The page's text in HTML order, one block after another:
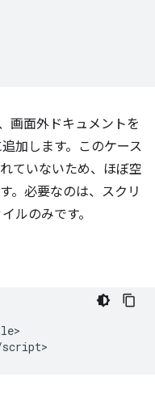
画面外ドキュメントを
加します。このケース
ていないため、ほぼ空
。必要なのは、スクリ
ルのみです。